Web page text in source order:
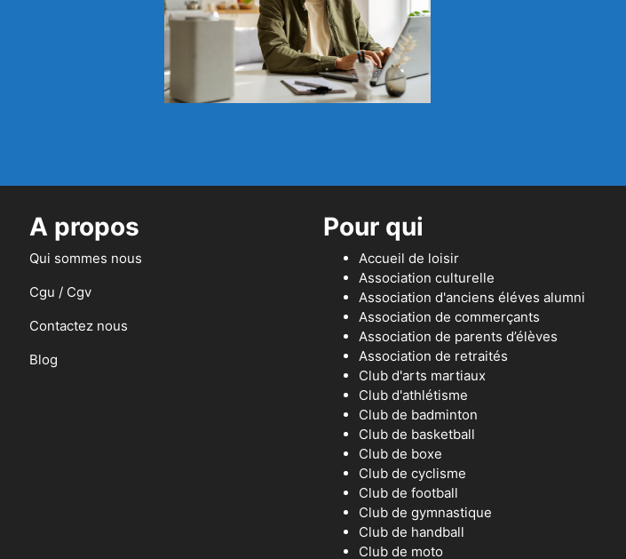
A propos
Qui sommes nous
Cgu / Cgv
Contactez nous
Blog
Pour qui
Accueil de loisir
Association culturelle
Association d'anciens éléves alumni
Association de commerçants
Association de parents d’élèves
Association de retraités
Club d'arts martiaux
Club d'athlétisme
Club de badminton
Club de basketball
Club de boxe
Club de cyclisme
Club de football
Club de gymnastique
Club de handball
Club de moto